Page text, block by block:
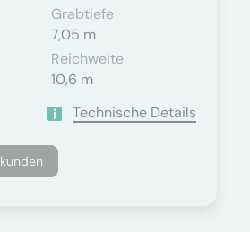
Grabtiefe
7,05 m
Reichweite
10,6 m
Technische Details